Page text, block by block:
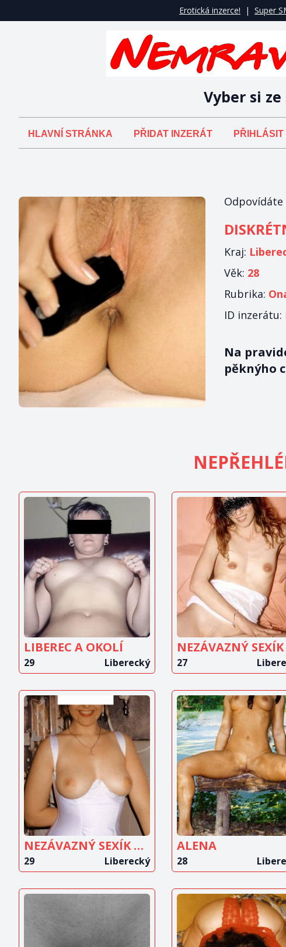
Erotická inzerce! | Super
Vyber si
HLAVNÍ STRÁNKA PŘIDAT INZERÁT PŘIHLÁSIT
Kraj:
Věk: 28
Rubrika:
ID inzerátu:
Na
pěknýho
ZOBRAZIT
INZERÁT
LIBEREC A OKOLÍ
29 Liberecký
ZOBRAZIT
INZERÁT
NEZÁVAZNÝ SEXÍK
27
ZOBRAZIT
INZERÁT
NEZÁVAZNÝ SEXÍK PRAVIDELNĚ
29 Liberecký
ZOBRAZIT
INZERÁT
ALENA
28